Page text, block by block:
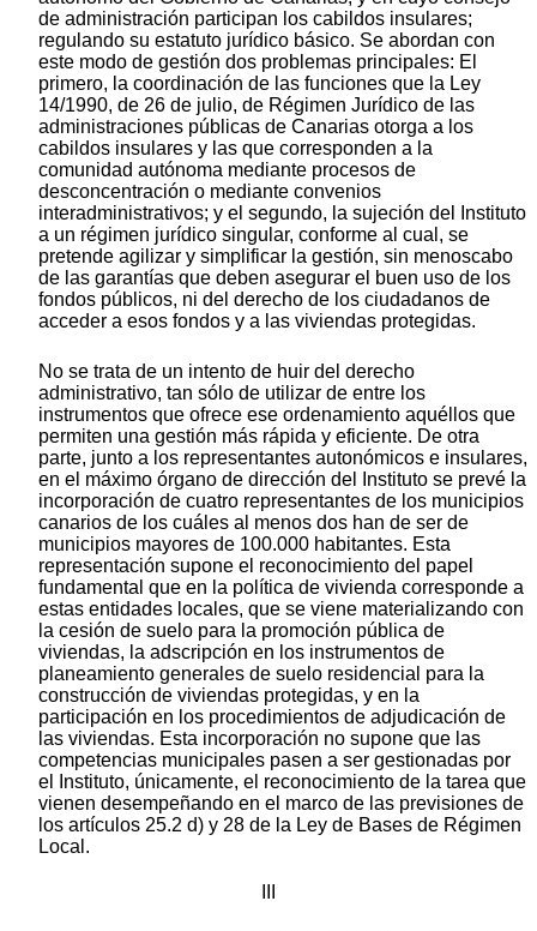
de administración participan los cabildos insulares;
regulando su estatuto jurídico básico. Se abordan con
este modo de gestión dos problemas principales: El
primero, la coordinación de las funciones que la Ley
14/1990, de 26 de julio, de Régimen Jurídico de las
administraciones públicas de Canarias otorga a los
cabildos insulares y las que corresponden a la
comunidad autónoma mediante procesos de
desconcentración o mediante convenios
interadministrativos; y el segundo, la sujeción del Instituto
a un régimen jurídico singular, conforme al cual, se
pretende agilizar y simplificar la gestión, sin menoscabo
de las garantías que deben asegurar el buen uso de los
fondos públicos, ni del derecho de los ciudadanos de
acceder a esos fondos y a las viviendas protegidas.
No se trata de un intento de huir del derecho
administrativo, tan sólo de utilizar de entre los
instrumentos que ofrece ese ordenamiento aquéllos que
permiten una gestión más rápida y eficiente. De otra
parte, junto a los representantes autonómicos e insulares,
en el máximo órgano de dirección del Instituto se prevé la
incorporación de cuatro representantes de los municipios
canarios de los cuáles al menos dos han de ser de
municipios mayores de 100.000 habitantes. Esta
representación supone el reconocimiento del papel
fundamental que en la política de vivienda corresponde a
estas entidades locales, que se viene materializando con
la cesión de suelo para la promoción pública de
viviendas, la adscripción en los instrumentos de
planeamiento generales de suelo residencial para la
construcción de viviendas protegidas, y en la
participación en los procedimientos de adjudicación de
las viviendas. Esta incorporación no supone que las
competencias municipales pasen a ser gestionadas por
el Instituto, únicamente, el reconocimiento de la tarea que
vienen desempeñando en el marco de las previsiones de
los artículos 25.2 d) y 28 de la Ley de Bases de Régimen
Local.